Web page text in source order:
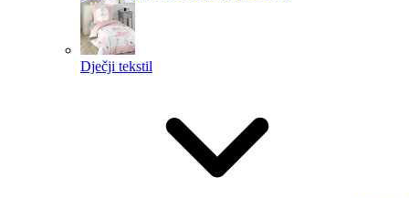
Dječji tekstil